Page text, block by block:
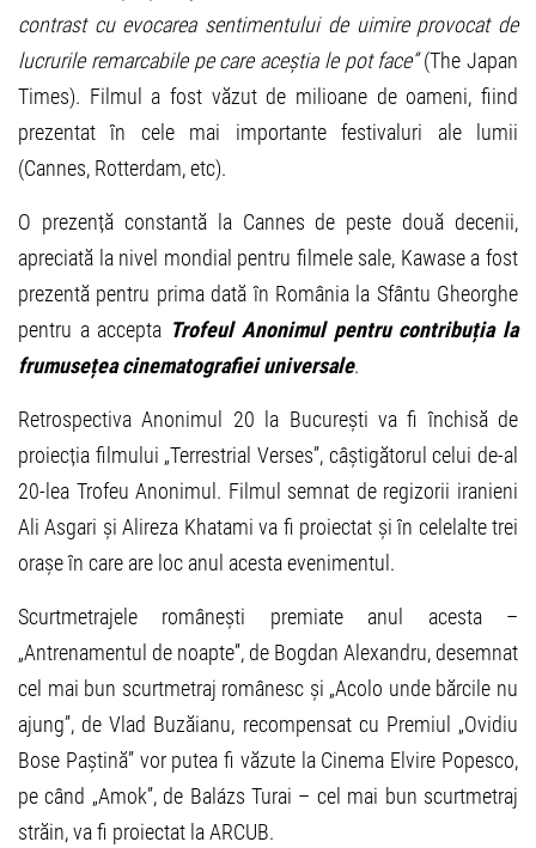
contrast cu evocarea sentimentului de uimire provocat de
lucrurile remarcabile pe care aceștia le pot face”(The Japan
Times). Filmul a fost văzut de milioane de oameni, fiind
prezentat în cele mai importante festivaluri ale lumii
(Cannes, Rotterdam, etc).
O prezență constantă la Cannes de peste două decenii,
apreciată la nivel mondial pentru filmele sale, Kawase a fost
prezentă pentru prima dată în România la Sfântu Gheorghe
pentru a accepta Trofeul Anonimul pentru contribuția la
frumusețea cinematografiei universale.
Retrospectiva Anonimul 20 la București va fi închisă de
proiecția filmului „Terrestrial Verses”, câștigătorul celui de-al
20-lea Trofeu Anonimul. Filmul semnat de regizorii iranieni
Ali Asgari și Alireza Khatami va fi proiectat și în celelalte trei
orașe în care are loc anul acesta evenimentul.
Scurtmetrajele românești premiate anul acesta –
„Antrenamentul de noapte”, de Bogdan Alexandru, desemnat
cel mai bun scurtmetraj românesc și „Acolo unde bărcile nu
ajung”, de Vlad Buzăianu, recompensat cu Premiul „Ovidiu
Bose Paștină” vor putea fi văzute la Cinema Elvire Popesco,
pe când „Amok”, de Balázs Turai – cel mai bun scurtmetraj
străin, va fi proiectat la ARCUB.